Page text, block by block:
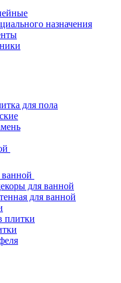
назначения
для пола
для ванной
для ванной
плитки